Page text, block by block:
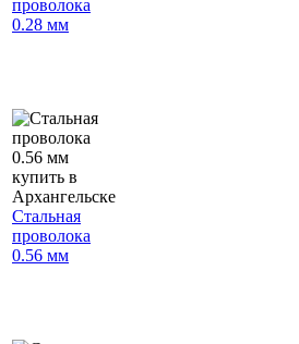
проволока
0.28 мм
Стальная
проволока
0.56 мм